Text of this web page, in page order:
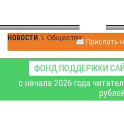
НОВОСТИ \ Общество Прислать
ФОНД ПОДДЕРЖКИ
с начала 2026 года